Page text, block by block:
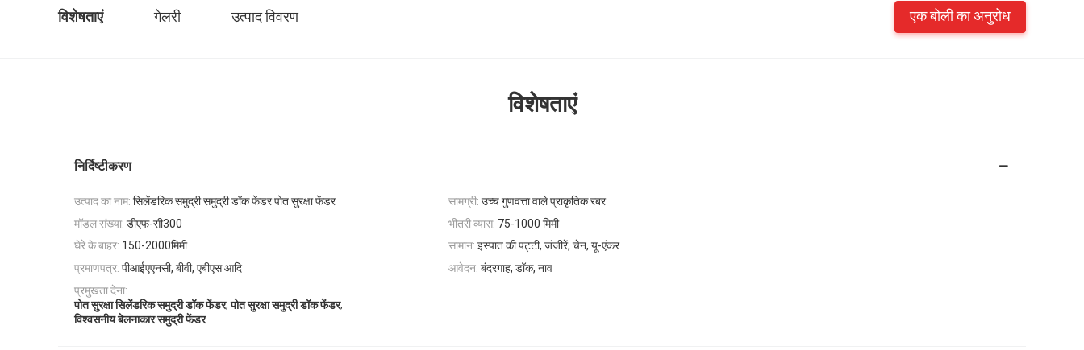
विशेषताएं गेलरी उत्पाद विवरण एक बोली का अनुरोध
विशेषताएं
निर्दिष्टीकरण
उत्पाद का नाम: सिलेंडरिक समुद्री समुद्री डॉक फेंडर पोत सुरक्षा फेंडर सामग्री: उच्च गुणवत्ता वाले प्राकृतिक रबर
मॉडल संख्या: डीएफ-सी300 भीतरी व्यास: 75-1000 मिमी
घेरे के बाहर: 150-2000मिमी सामान: इस्पात की पट्टी, जंजीरें, चेन, यू-एंकर
प्रमाणपत्र: पीआईएएनसी, बीवी, एबीएस आदि आवेदन: बंदरगाह, डॉक, नाव
प्रमुखता देना:
पोत सुरक्षा सिलेंडरिक समुद्री डॉक फेंडर,पोत सुरक्षा समुद्री डॉक फेंडर,
विश्वसनीय बेलनाकार समुद्री फेंडर